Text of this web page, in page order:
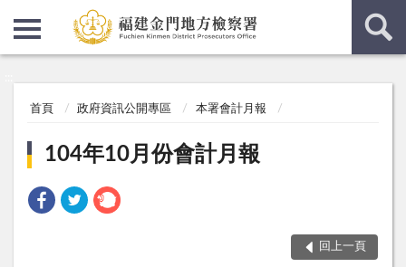
首頁 政府資訊公開專區 本署會計月報
104年10月份會計月報
回上一頁